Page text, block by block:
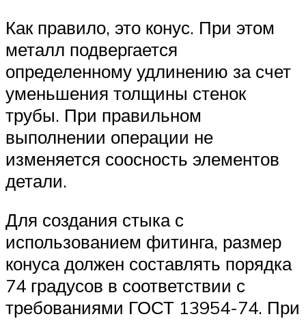
Как правило, это конус. При этом
металл подвергается
определенному удлинению за счет
уменьшения толщины стенок
трубы. При правильном
выполнении операции не
изменяется соосность элементов
детали.
Для создания стыка с
использованием фитинга, размер
конуса должен составлять порядка
74 градусов в соответствии с
требованиями ГОСТ 13954-74. При